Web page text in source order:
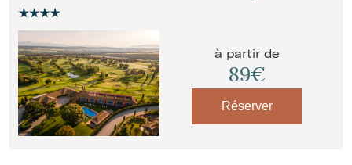
à partir de
89€
Réserver